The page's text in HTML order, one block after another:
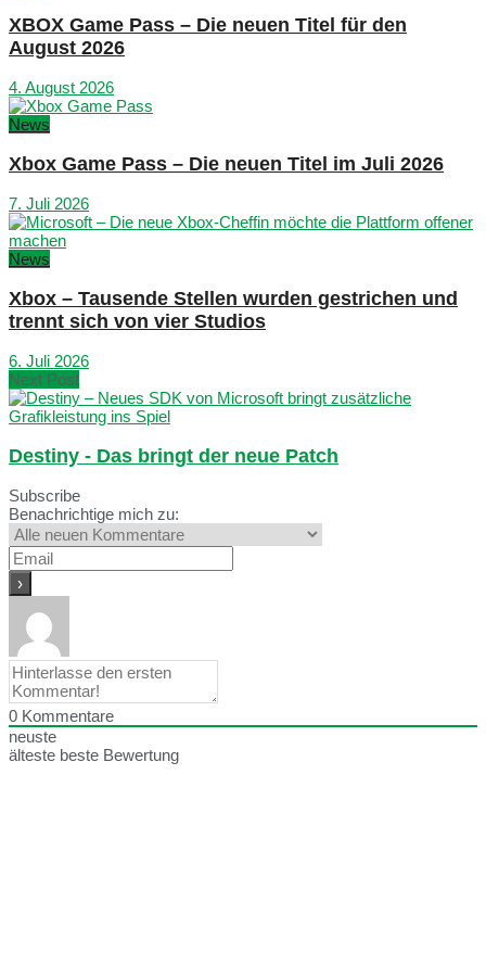
XBOX Game Pass – Die neuen Titel für den
August 2026
4. August 2026
News
Xbox Game Pass – Die neuen Titel im Juli 2026
7. Juli 2026
News
Xbox – Tausende Stellen wurden gestrichen und
trennt sich von vier Studios
6. Juli 2026
Next Post
Destiny - Das bringt der neue Patch
Subscribe
Benachrichtige mich zu:
0 Kommentare
neuste
älteste beste Bewertung